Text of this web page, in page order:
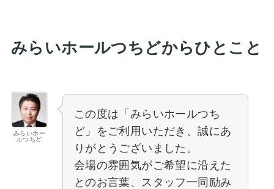
みらいホールつちどからひとこと
みらいホー
ルつちど
この度は「みらいホールつち
ど」をご利用いただき、誠にあ
りがとうございました。
会場の雰囲気がご希望に沿えた
とのお言葉、スタッフ一同励み